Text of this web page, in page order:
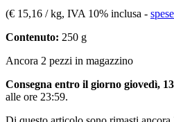
(€ 15,16 / kg, IVA 10% inclusa -
Contenuto: 250 g
Ancora 2 pezzi in magazzino
Consegna entro il giorno giovedì,
alle ore 23:59.